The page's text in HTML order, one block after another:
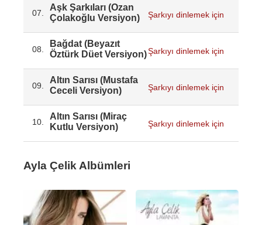
07.
Aşk Şarkıları (Ozan
Çolakoğlu Versiyon)
Şarkıyı dinlemek için
08.
Bağdat (Beyazıt
Öztürk Düet Versiyon)Şarkıyı dinlemek için
09.
Altın Sarısı (Mustafa
Ceceli Versiyon)
Şarkıyı dinlemek için
10.
Altın Sarısı (Miraç
Kutlu Versiyon)
Şarkıyı dinlemek için
Ayla Çelik Albümleri